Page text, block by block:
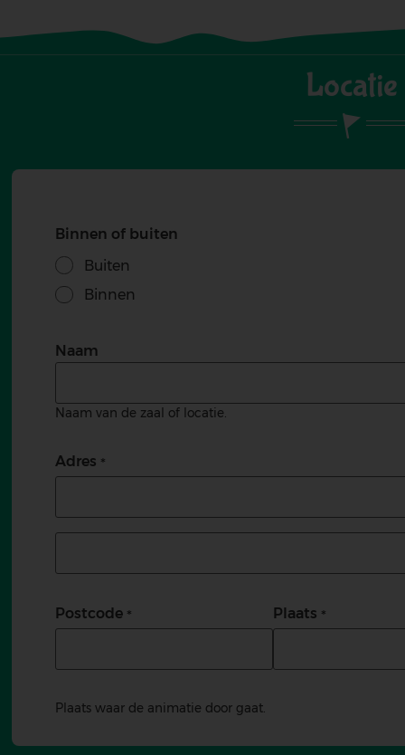
Locatie
Binnen of buiten
Buiten
Binnen
Naam
Naam van de zaal of locatie.
Adres
Postcode Plaats
Plaats waar de animatie door gaat.